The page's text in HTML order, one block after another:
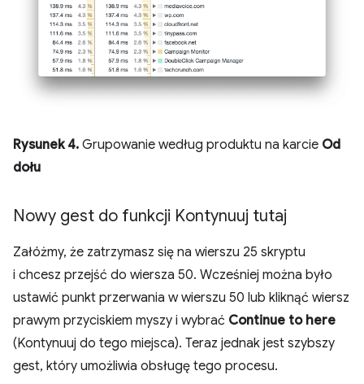
Rysunek 4. Grupowanie według produktu na karcie Od
dołu
Nowy gest do funkcji Kontynuuj tutaj
Załóżmy, że zatrzymasz się na wierszu 25 skryptu
i chcesz przejść do wiersza 50. Wcześniej można było
ustawić punkt przerwania w wierszu 50 lub kliknąć wiersz
prawym przyciskiem myszy i wybrać Continue to here
(Kontynuuj do tego miejsca). Teraz jednak jest szybszy
gest, który umożliwia obsługę tego procesu.